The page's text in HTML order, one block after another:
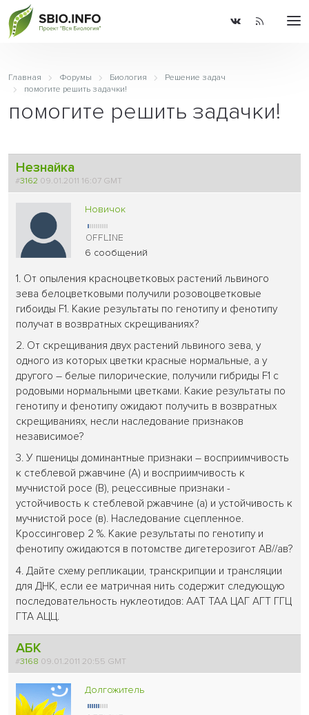
Главная Форумы Биология
Решение задач
помогите решить задачки!
помогите решить задачки!
Незнайка
#3162 09.01.2011 16:07 GMT
Новичок
6 сообщений
1. От опыления красноцветковых растений львиного
зева белоцветковыми получили розовоцветковые
гибоиды F1. Какие результаты по генотипу и фенотипу
получат в возвратных скрещиваниях?
2. От скрещивания двух растений львиного зева, у
одного из которых цветки красные нормальные, а у
другого – белые пилорические, получили гибриды F1 с
родовыми нормальными цветками. Какие результаты по
генотипу и фенотипу ожидают получить в возвратных
скрещиваниях, несли наследование признаков
независимое?
3. У пшеницы доминантные признаки – восприимчивость
к стеблевой ржавчине (А) и восприимчивость к
мучнистой росе (В), рецессивные признаки -
устойчивость к стеблевой ржавчине (а) и устойчивость к
мучнистой росе (в). Наследование сцепленное.
Кроссинговер 2 %. Какие результаты по генотипу и
фенотипу ожидаются в потомстве дигетерозигот АВ//ав?
4. Дайте схему репликации, транскрипции и трансляции
для ДНК, если ее матричная нить содержит следующую
последовательность нуклеотидов: ААТ ТАА ЦАГ АГТ ГГЦ
ГТА АЦЦ.
АБК
#3168 09.01.2011 20:55 GMT
Долгожитель